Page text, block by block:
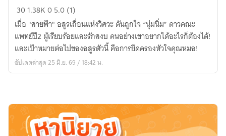
ช็อป
เปื้อน
ฝุ่น
กับ
กา
วน์
301.38K05.0 (1)
เมื่อ "สายฟ้า" อสูรเถื่อนแห่งวิศวะ ดันถูกใจ “นุ่มนิ่ม” ดาวคณะ
แพทย์ปี2 ผู้เรียบร้อยและรักสงบ คนอย่างเขาอยากได้อะไรก็ต้องได้!
และเป้าหมายต่อไปของอสูรตัวนี้ คือการยึดครองหัวใจคุณหมอ!
อัปเดตล่าสุด 25 มิ.ย. 69 / 18:42 น.